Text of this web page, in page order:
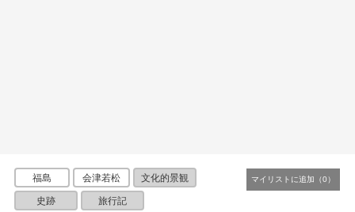
福島 会津若松 文化的景観
史跡 旅行記